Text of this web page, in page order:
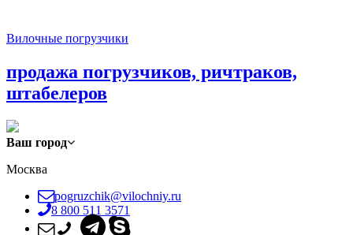
Вилочные погрузчики
продажа погрузчиков, ричтраков,
штабелеров
Ваш город
Москва
pogruzchik@vilochniy.ru
8 800 511 3571